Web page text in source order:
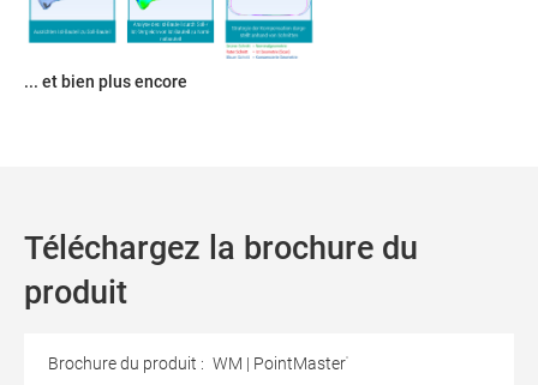
... et bien plus encore
Téléchargez la brochure du
produit
Brochure du produit : WM | PointMaster